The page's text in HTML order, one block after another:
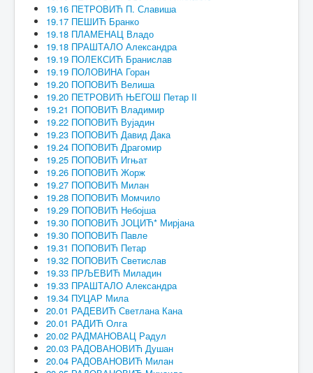
19.16 ПЕТРОВИЋ П. Славиша
19.17 ПЕШИЋ Бранко
19.18 ПЛАМЕНАЦ Владо
19.18 ПРАШТАЛО Александра
19.19 ПОЛЕКСИЋ Бранислав
19.19 ПОЛОВИНА Горан
19.20 ПОПОВИЋ Велиша
19.20 ПЕТРОВИЋ ЊЕГОШ Петар II
19.21 ПОПОВИЋ Владимир
19.22 ПОПОВИЋ Вујадин
19.23 ПОПОВИЋ Давид Дака
19.24 ПОПОВИЋ Драгомир
19.25 ПОПОВИЋ Игњат
19.26 ПОПОВИЋ Жорж
19.27 ПОПОВИЋ Милан
19.28 ПОПОВИЋ Момчило
19.29 ПОПОВИЋ Небојша
19.30 ПОПОВИЋ ЈОЦИЋ* Мирјана
19.30 ПОПОВИЋ Павле
19.31 ПОПОВИЋ Петар
19.32 ПОПОВИЋ Светислав
19.33 ПРЉЕВИЋ Миладин
19.33 ПРАШТАЛО Александра
19.34 ПУЦАР Мила
20.01 РАДЕВИЋ Светлана Кана
20.01 РАДИЋ Олга
20.02 РАДМАНОВАЦ Радул
20.03 РАДОВАНОВИЋ Душан
20.04 РАДОВАНОВИЋ Милан